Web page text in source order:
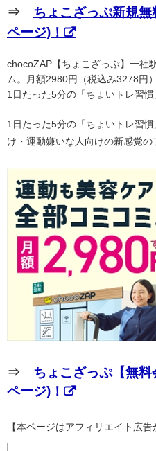
⇒ ちょこざっぷ新規
ページ)！
chocoZAP【ちょこざっぷ】一社
ム。月額2980円（税込み3278円
1日たった5分の「ちょいトレ習
1日たった5分の「ちょいトレ習
け・運動嫌いな人向けの新感覚
⇒ ちょこざっぷ【無
ページ)！
【本ページはアフィリエイト広告